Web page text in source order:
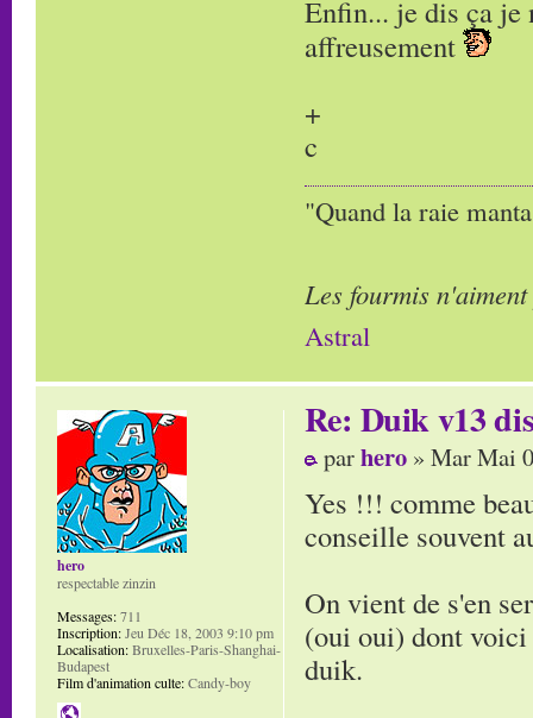
Enfin... je dis ça je
affreusement
+
c
"Quand la raie
Les fourmis
Astral
Re: Duik v13
parhero » Mar Mai
Yes !!! comme
conseille souvent
On vient de s'en
(oui oui) dont voici
duik.
hero
respectable zinzin
Messages:711
Inscription:Jeu Déc 18, 2003 9:10 pm
Localisation:Bruxelles-Paris-Shanghai-
Budapest
Film d'animation culte:Candy-boy